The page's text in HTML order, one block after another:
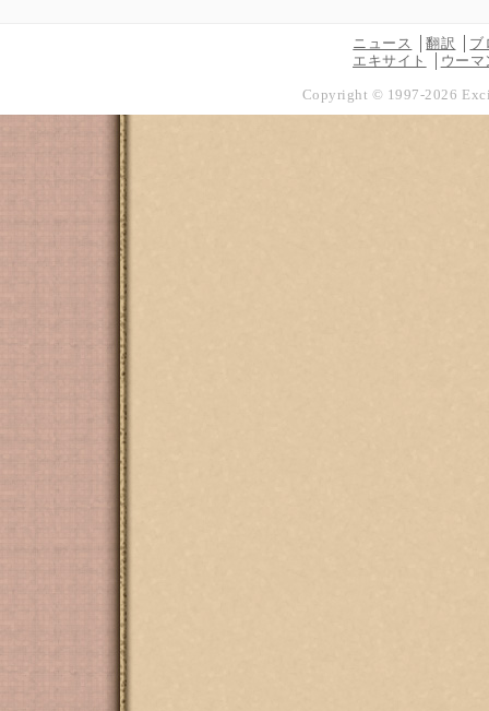
ニュース 翻訳
ブ
エキサイト
ウー
Copyright © 1997-2026